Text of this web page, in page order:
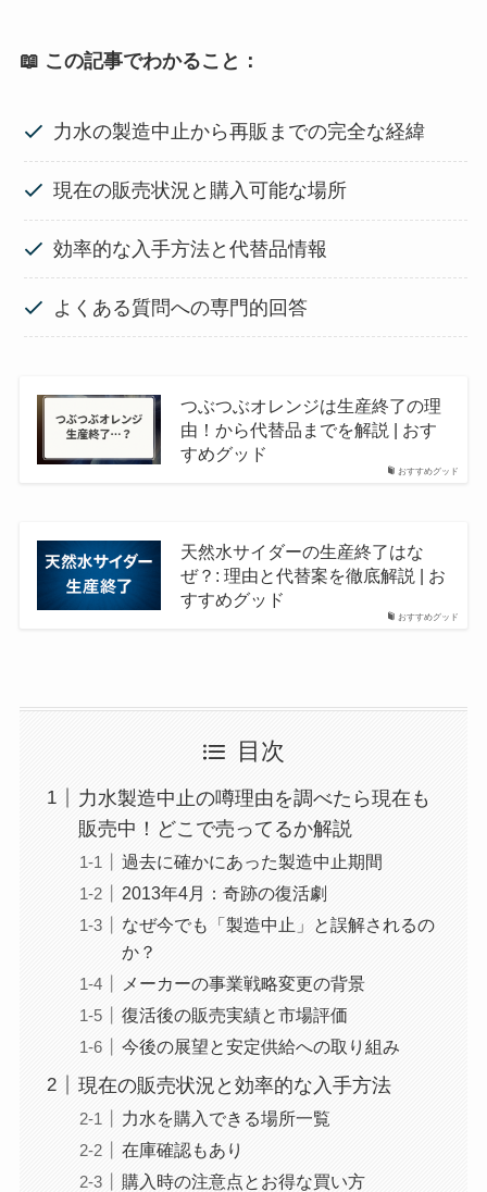
📖 この記事でわかること：
力水の製造中止から再販までの完全な経緯
現在の販売状況と購入可能な場所
効率的な入手方法と代替品情報
よくある質問への専門的回答
おすすめグッド
つぶつぶオレンジは生産終了の理
由！から代替品までを解説 | おす
すめグッド
おすすめグッド
天然水サイダーの生産終了はな
ぜ？: 理由と代替案を徹底解説 | お
すすめグッド
目次
力水製造中止の噂理由を調べたら現在も
販売中！どこで売ってるか解説
過去に確かにあった製造中止期間
2013年4月：奇跡の復活劇
なぜ今でも「製造中止」と誤解されるの
か？
メーカーの事業戦略変更の背景
復活後の販売実績と市場評価
今後の展望と安定供給への取り組み
現在の販売状況と効率的な入手方法
力水を購入できる場所一覧
在庫確認もあり
購入時の注意点とお得な買い方